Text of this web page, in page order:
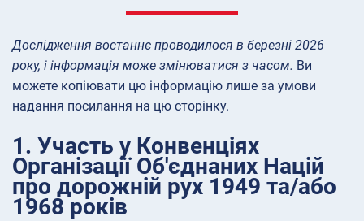
Дослідження востаннє проводилося в березні 2026
року, і інформація може змінюватися з часом. Ви
можете копіювати цю інформацію лише за умови
надання посилання на цю сторінку.
1. Участь у Конвенціях
Організації Об'єднаних Націй
про дорожній рух 1949 та/або
1968 років